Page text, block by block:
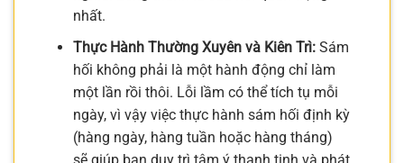
nhất.
Thực Hành Thường Xuyên và Kiên Trì:Sám
hối không phải là một hành động chỉ làm
một lần rồi thôi. Lỗi lầm có thể tích tụ mỗi
ngày, vì vậy việc thực hành sám hối định kỳ
(hàng ngày, hàng tuần hoặc hàng tháng)